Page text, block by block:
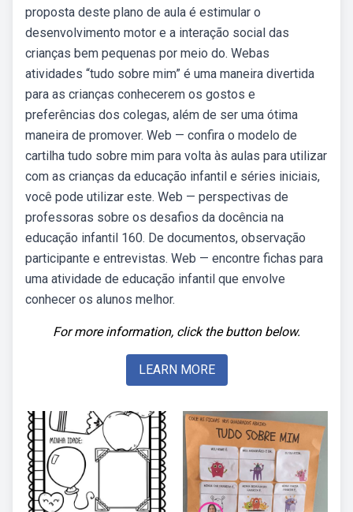
proposta deste plano de aula é estimular o
desenvolvimento motor e a interação social das
crianças bem pequenas por meio do. Webas
atividades “tudo sobre mim” é uma maneira divertida
para as crianças conhecerem os gostos e
preferências dos colegas, além de ser uma ótima
maneira de promover. Web — confira o modelo de
cartilha tudo sobre mim para volta às aulas para utilizar
com as crianças da educação infantil e séries iniciais,
você pode utilizar este. Web — perspectivas de
professoras sobre os desafios da docência na
educação infantil 160. De documentos, observação
participante e entrevistas. Web — encontre fichas para
uma atividade de educação infantil que envolve
conhecer os alunos melhor.
For more information, click the button below.
LEARN MORE